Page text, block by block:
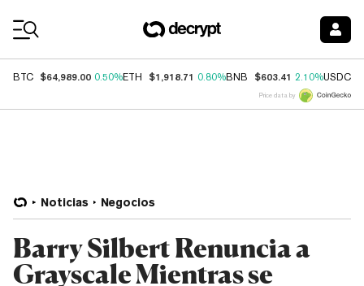
BTC $64,989.00 0.50%ETH $1,918.71 0.80%BNB $603.41 2.10%USDC
Price data by
Noticias Negocios
Barry Silbert Renuncia a
Grayscale Mientras se